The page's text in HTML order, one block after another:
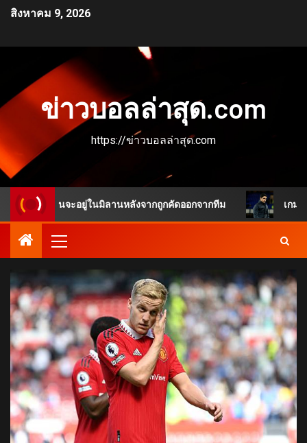
สิงหาคม 9, 2026
ข่าวบอลล่าสุด.com
https://ข่าวบอลล่าสุด.com
หมือนจะอยู่ในมิลานหลังจากถูกคัดออกจากทีม เกมพลิกชัดเ